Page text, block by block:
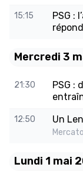
15:15
PSG :
Mercredi 3
21:30
PSG :
12:50 Un
Mercato
Lundi 1 mai